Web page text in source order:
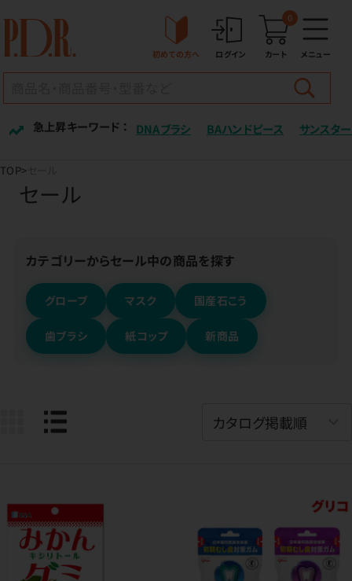
初めての方へ ログイン カート
0
メニュー
急上昇キーワード ： DNAブラシ BAハンドピース サンスター
TOP
セール
カテゴリーからセール中の商品を探す
グローブ マスク 国産石こう
歯ブラシ 紙コップ 新商品